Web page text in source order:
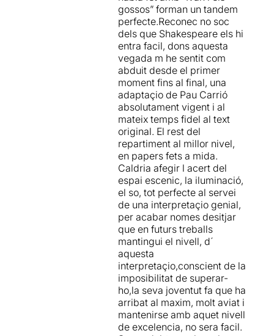
aquesta frase, però crec que
és una manera molt
encertada de resumir
aquesta obra: “És una de les
obres que millor desvela els
racons foscos de l’ànima
humana i conté sentències
devastadores sobre els
comportaments humans”.
–Per descomptat que no hi
ha faltat el monòleg que
recita Hamlet mentre sostén
la calavera deYodric (bufó
de la cort i amic de la
infància de Hamlet, en què
recorda les seves virtuts i fa
una reflexió sobra la mort i el
pas del temps. Ni el duel
d’espases del final de l’obra
entre Hamlet i
Laertes
Possiblement, des del meu
punt de vista, ha estat el
menys creïble de tota la
representació.
–Quasi tres hores de
gossos” forman un tandem
perfecte.Reconec no soc
dels que Shakespeare els hi
entra facil, dons aquesta
vegada m he sentit com
abduit desde el primer
moment fins al final, una
adaptaçio de Pau Carrió
absolutament vigent i al
mateix temps fidel al text
original. El rest del
repartiment al millor nivel,
en papers fets a mida.
Caldria afegir l acert del
espai escenic, la iluminació,
el so, tot perfecte al servei
de una interpretaçio genial,
per acabar nomes desitjar
que en futurs treballs
mantingui el nivell, d´
aquesta
interpretaçio,conscient de la
imposibilitat de superar-
ho,la seva joventut fa que ha
arribat al maxim, molt aviat i
mantenirse amb aquet nivell
de excelencia, no sera facil.